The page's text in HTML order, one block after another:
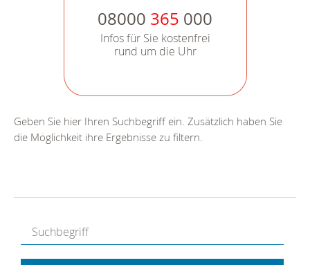
08000 365 000
Infos für Sie kostenfrei
rund um die Uhr
Geben Sie hier Ihren Suchbegriff ein. Zusätzlich haben Sie
die Möglichkeit ihre Ergebnisse zu filtern.